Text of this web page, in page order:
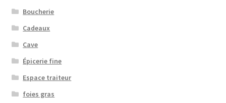
Boucherie
Cadeaux
Cave
Épicerie fine
Espace traiteur
foies gras